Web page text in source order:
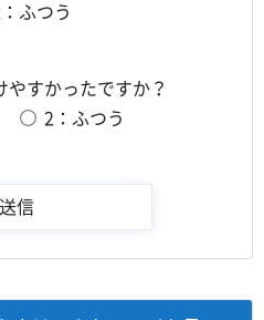
ふつう
すかったですか？
2：ふつう